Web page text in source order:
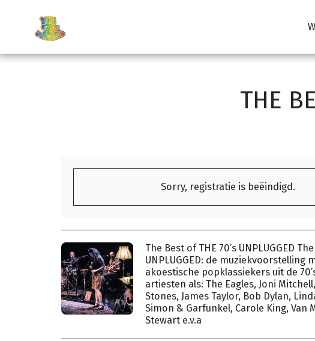
THE
Sorry, registratie is beëindigd.
The Best of THE 70’s UNPLUGGED
UNPLUGGED: de muziekvoorstelling
akoestische popklassiekers uit de
artiesten als: The Eagles, Joni
Stones, James Taylor, Bob Dylan,
Simon & Garfunkel, Carole King, Van
Stewart e.v.a